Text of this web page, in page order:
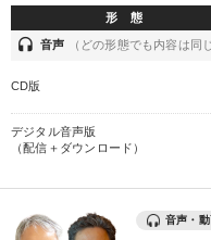
タグ・キーワード
スポーツ関連
両利きの経営
健康・ウェルビーイング
形 態
headset 音声 （どの形態でも内容は同
CD版
デジタル音声版
（配信＋ダウンロード）
音声・